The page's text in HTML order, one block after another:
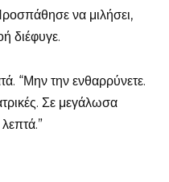
να μιλήσει,
διέφυγε.
“Μην την ενθαρρύνετε.
Σε μεγάλωσα